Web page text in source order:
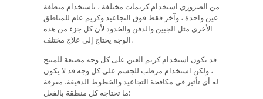
من الضروري استخدام كريمات مختلفة ، باستخدام منطقة
عين واحدة ، وآخر فقط فوق التجاعيد وكريم عام للمناطق
الأخرى مثل الجبين والذقن والخدود لأن كل جزء من هذه
الوجه يحتاج إلى علاج مختلف.
قد يكون استخدام كريم العين على كل وجه مضيعة للمنتج
، ولكن استخدام مرطب للجسم على كل وجه قد لا يكون
له أي تأثير في مكافحة التجاعيد والخطوط الدقيقة. معرفة
ما تحتاجه كل منطقة بالفعل: